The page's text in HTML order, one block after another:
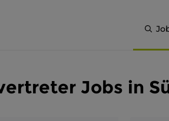
Jobs in